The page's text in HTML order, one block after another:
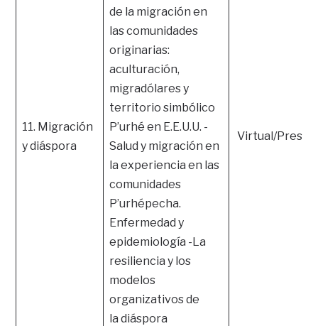
11. Migración
y diáspora
de la migración en
las comunidades
originarias:
aculturación,
migradólares y
territorio simbólico
P’urhé en E.E.U.U. -
Salud y migración en
la experiencia en las
comunidades
P’urhépecha.
Enfermedad y
epidemiología -La
resiliencia y los
modelos
organizativos de
la diáspora
Virtual/